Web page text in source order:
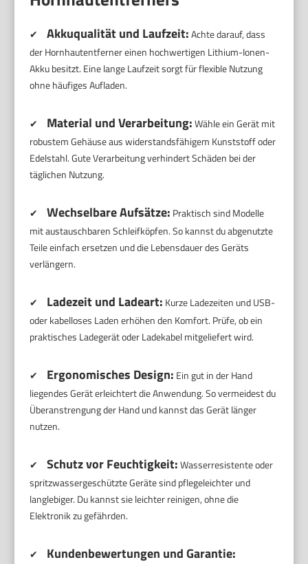
✔ Akkuqualität und Laufzeit:Achte darauf, dass
der Hornhautentferner einen hochwertigen Lithium-Ionen-
Akku besitzt. Eine lange Laufzeit sorgt für flexible Nutzung
ohne häufiges Aufladen.
✔ Material und Verarbeitung:Wähle ein Gerät mit
robustem Gehäuse aus widerstandsfähigem Kunststoff oder
Edelstahl. Gute Verarbeitung verhindert Schäden bei der
täglichen Nutzung.
✔ Wechselbare Aufsätze: Praktisch sind Modelle
mit austauschbaren Schleifköpfen. So kannst du abgenutzte
Teile einfach ersetzen und die Lebensdauer des Geräts
verlängern.
✔ Ladezeit und Ladeart: Kurze Ladezeiten und USB-
oder kabelloses Laden erhöhen den Komfort. Prüfe, ob ein
praktisches Ladegerät oder Ladekabel mitgeliefert wird.
✔ Ergonomisches Design: Ein gut in der Hand
liegendes Gerät erleichtert die Anwendung. So vermeidest du
Überanstrengung der Hand und kannst das Gerät länger
nutzen.
✔ Schutz vor Feuchtigkeit:Wasserresistente oder
spritzwassergeschützte Geräte sind pflegeleichter und
langlebiger. Du kannst sie leichter reinigen, ohne die
Elektronik zu gefährden.
✔ Kundenbewertungen und Garantie: